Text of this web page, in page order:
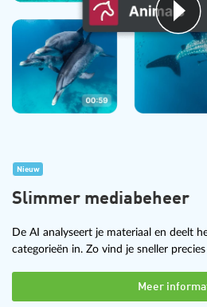
Nieuw
Slimmer mediabeheer
De AI analyseert je materiaal en deelt
categorieën in. Zo vind je sneller
Meer